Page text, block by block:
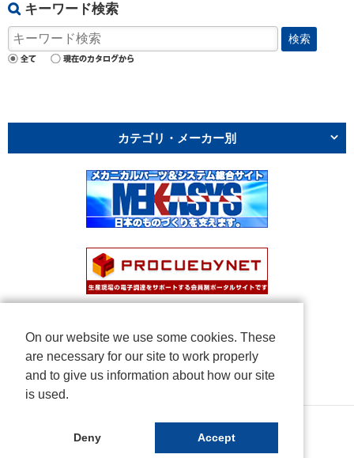
キーワード検索
検索
カテゴリ・メーカー別
On our website we use some cookies. These
are necessary for our site to work properly
and to give us information about how our site
is used.
Deny Accept